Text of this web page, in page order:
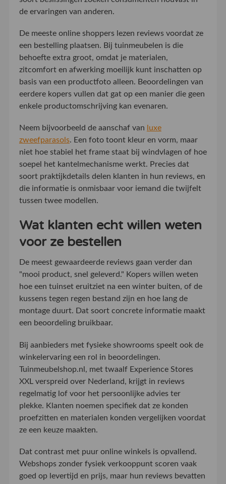
de ervaringen van anderen.
De meeste online shoppers lezen reviews voordat ze
een bestelling plaatsen. Bij tuinmeubelen is die
behoefte extra groot, omdat je materialen,
zitcomfort en afwerking moeilijk kunt inschatten op
basis van een productfoto alleen. Beoordelingen van
eerdere kopers vullen dat gat op een manier die geen
enkele productomschrijving kan evenaren.
Neem bijvoorbeeld de aanschaf van
luxe
zweefparasols. Een foto toont kleur en vorm, maar
niet hoe stabiel het frame staat bij windvlagen of hoe
soepel het kantelmechanisme werkt. Precies dat
soort praktijkdetails delen klanten in hun reviews, en
die informatie is onmisbaar voor iemand die twijfelt
tussen twee modellen.
Wat klanten echt willen weten
voor ze bestellen
De meest gewaardeerde reviews gaan verder dan
"mooi product, snel geleverd." Kopers willen weten
hoe een tuinset eruitziet na een winter buiten, of de
kussens tegen regen bestand zijn en hoe lang de
montage duurt. Dat soort concrete informatie maakt
een beoordeling bruikbaar.
Bij aanbieders met fysieke showrooms speelt ook de
winkelervaring een rol in beoordelingen.
Tuinmeubelshop.nl, met twaalf Experience Stores
XXL verspreid over Nederland, krijgt in reviews
regelmatig lof voor het persoonlijke advies ter
plekke. Klanten noemen specifiek dat ze konden
proefzitten en materialen konden vergelijken voordat
ze een keuze maakten.
Dat contrast met puur online winkels is opvallend.
Webshops zonder fysiek verkooppunt scoren vaak
goed op levertijd en prijs, maar hun reviews bevatten